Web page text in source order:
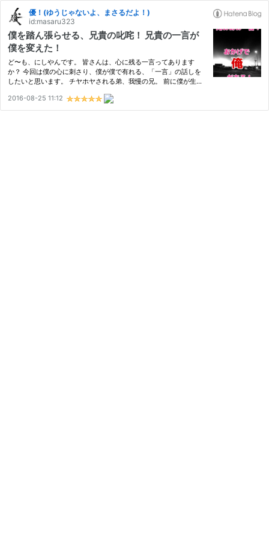
優！(ゆうじゃないよ、まさるだよ！)
id:masaru323
僕を踏ん張らせる、兄貴の叱咤！ 兄貴の一言が
僕を変えた！
ど〜も、にしやんです。 皆さんは、心に残る一言ってあります
か？ 今回は僕の心に刺さり、僕が僕で有れる、「一言」の話しを
したいと思います。 チヤホヤされる弟、我慢の兄。 前に僕が生ま
いに来てくれる両親、親戚一同、皆が『優がかわいそう、優はかわ
いそ…
2016-08-25 11:12